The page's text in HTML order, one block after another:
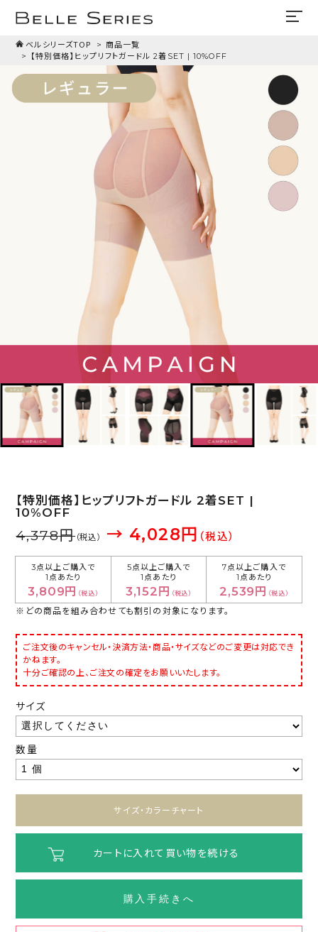
ベルシリーズTOP 商品一覧
【特別価格】ヒップリフトガードル 2着SET | 10%OFF
【特別価格】ヒップリフトガードル 2着SET |
10%OFF
4,378円（税込） → 4,028円 （税込）
3点以上ご購入で
1点あたり
3,809円 （税込）
5点以上ご購入で
1点あたり
3,152円 （税込）
7点以上ご購入で
1点あたり
2,539円 （税込）
※どの商品を組み合わせても割引の対象になります。
ご注文後のキャンセル・決済方法・商品・サイズなどのご変更は対応でき
かねます。
十分ご確認の上、ご注文の確定をお願いいたします。
サイズ
数量
サイズ・カラーチャート
カートに入れて買い物を続ける
購入手続きへ